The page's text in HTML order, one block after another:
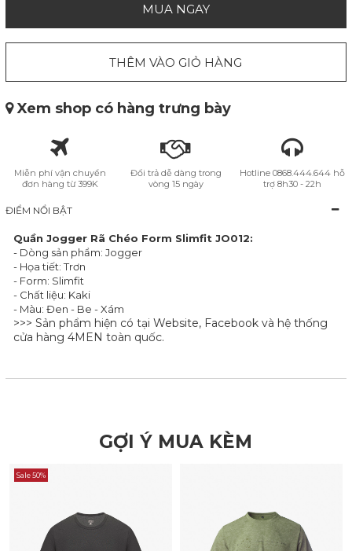
MUA NGAY
THÊM VÀO GIỎ HÀNG
Xem shop có hàng trưng bày
Miễn phí vận chuyển
đơn hàng từ 399K
Đổi trả dễ dàng trong
vòng 15 ngày
Hotline 0868.444.644 hỗ
trợ 8h30 - 22h
ĐIỂM NỔI BẬT
Quần Jogger Rã Chéo Form Slimfit JO012:
- Dòng sản phẩm: Jogger
- Họa tiết: Trơn
- Form: Slimfit
- Chất liệu: Kaki
- Màu: Đen - Be - Xám
>>> Sản phẩm hiện có tại Website, Facebook và hệ thống
cửa hàng 4MEN toàn quốc.
GỢI Ý MUA KÈM
Sale 50%